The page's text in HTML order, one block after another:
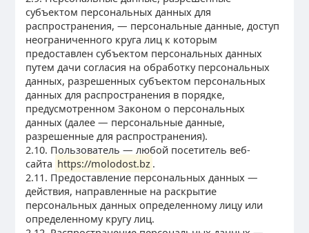
субъектом персональных данных для
распространения, — персональные данные, доступ
неограниченного круга лиц к которым
предоставлен субъектом персональных данных
путем дачи согласия на обработку персональных
данных, разрешенных субъектом персональных
данных для распространения в порядке,
предусмотренном Законом о персональных
данных (далее — персональные данные,
разрешенные для распространения).
2.10. Пользователь — любой посетитель веб-
сайта https://molodost.bz .
2.11. Предоставление персональных данных —
действия, направленные на раскрытие
персональных данных определенному лицу или
определенному кругу лиц.